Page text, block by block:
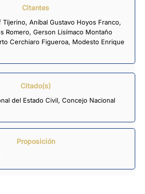
Citantes
Tijerino, Aníbal Gustavo Hoyos Franco,
Romero, Gerson Lisímaco Montaño
Cerchiaro Figueroa, Modesto Enrique
Citado(s)
del Estado Civil, Concejo Nacional
Proposición